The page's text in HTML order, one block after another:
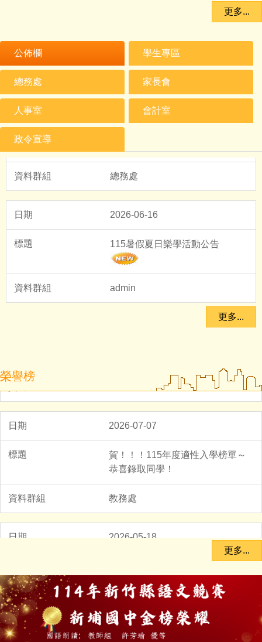
更多...
公佈欄 學生專區
總務處 家長會
人事室 會計室
政令宣導
2026-06-30
重要訊息-本校電話不通 業務相關
總務處
2026-06-16
115暑假夏日樂學活動公告
admin
2026-08-05
轉知-「115學年度全國學生創意
戲劇比賽實施要點」
學務處
2026-08-04
轉知-有關「國民中小學課程及教
教務處
更多...
榮譽榜
2025-07-11
新埔國中114年度適性入學錄取榜
2026-07-07
賀！！！115年度適性入學榜單～
恭喜錄取同學！
教務處
2026-05-18
114學年度新竹縣技藝競賽得獎名
輔導處
2025-12-15
更多...